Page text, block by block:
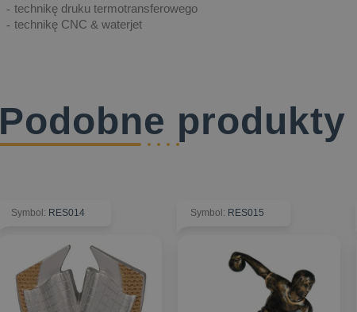
technikę druku termotransferowego
technikę CNC & waterjet
Podobne produkty
Symbol: RES014 Symbol: RES015